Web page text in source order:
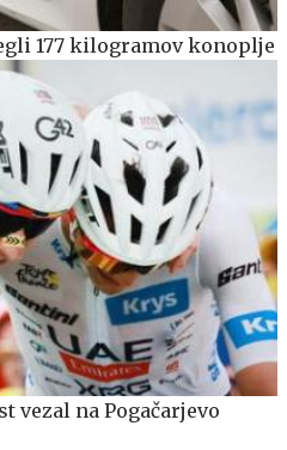
177 kilogramov konoplje
vezal na Pogačarjevo